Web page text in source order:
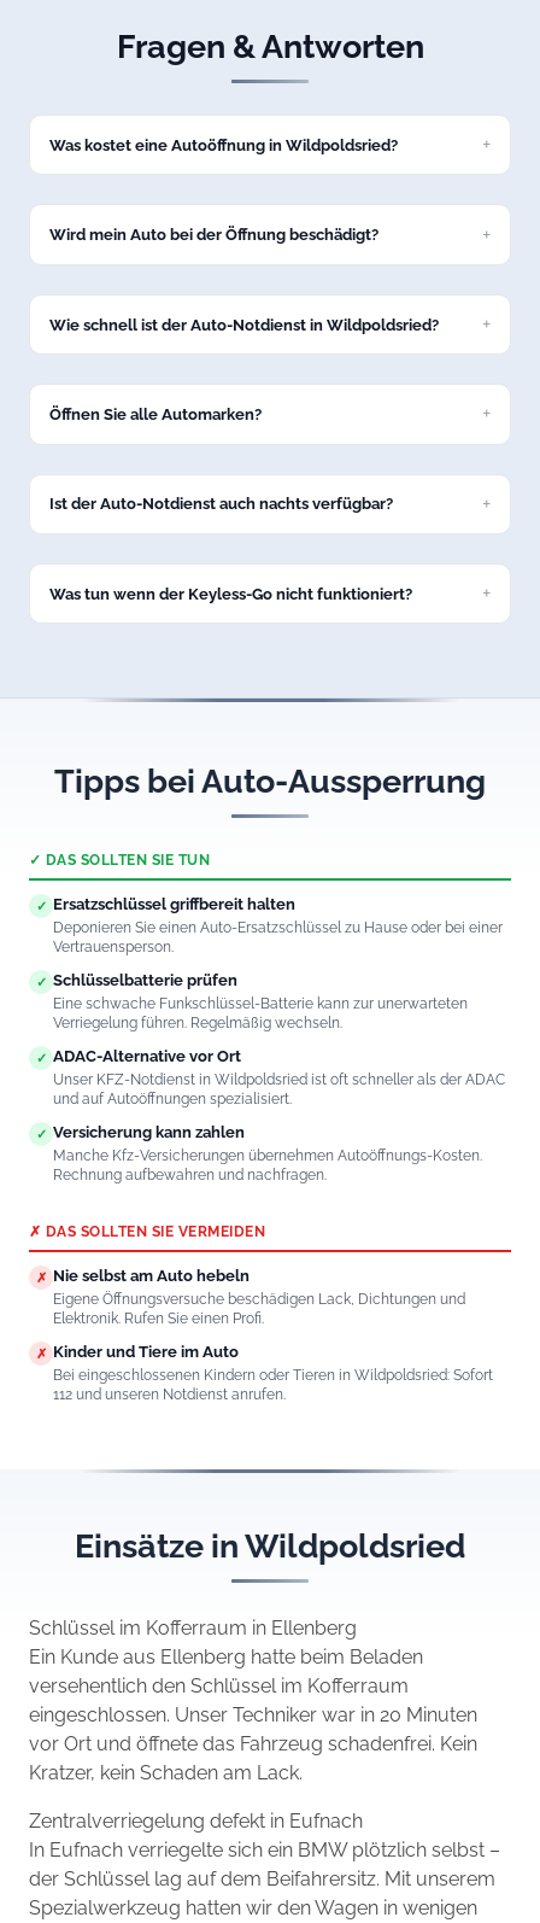
Fragen & Antworten
Was kostet eine Autoöffnung in Wildpoldsried?
Festpreis. Den genauen Preis nennen wir Ihnen am Telefon,
bevor wir nach Wildpoldsried losfahren.
Wird mein Auto bei der Öffnung beschädigt?
mit professionellem Spezialwerkzeug. Keine Kratzer, keine
Dellen.
Wie schnell ist der Auto-Notdienst in Wildpoldsried?
Wildpoldsried bei Ihrem Fahrzeug.
Öffnen Sie alle Automarken?
Marken: VW, BMW, Mercedes, Audi, Opel, Ford, Toyota und
viele weitere.
Ist der Auto-Notdienst auch nachts verfügbar?
– auch nachts und an Feiertagen.
Was tun wenn der Keyless-Go nicht funktioniert?
Tipps bei Auto-Aussperrung
✓ DAS SOLLTEN SIE TUN
✓ Ersatzschlüssel griffbereit halten
Deponieren Sie einen Auto-Ersatzschlüssel zu Hause oder bei einer
Vertrauensperson.
✓ Schlüsselbatterie prüfen
Eine schwache Funkschlüssel-Batterie kann zur unerwarteten
Verriegelung führen. Regelmäßig wechseln.
✓ ADAC-Alternative vor Ort
Unser KFZ-Notdienst in Wildpoldsried ist oft schneller als der ADAC
und auf Autoöffnungen spezialisiert.
✓ Versicherung kann zahlen
Manche Kfz-Versicherungen übernehmen Autoöffnungs-Kosten.
Rechnung aufbewahren und nachfragen.
✗ DAS SOLLTEN SIE VERMEIDEN
✗ Nie selbst am Auto hebeln
Eigene Öffnungsversuche beschädigen Lack, Dichtungen und
Elektronik. Rufen Sie einen Profi.
✗ Kinder und Tiere im Auto
Bei eingeschlossenen Kindern oder Tieren in Wildpoldsried: Sofort
112 und unseren Notdienst anrufen.
Einsätze in Wildpoldsried
Schlüssel im Kofferraum in Ellenberg
Ein Kunde aus Ellenberg hatte beim Beladen
versehentlich den Schlüssel im Kofferraum
eingeschlossen. Unser Techniker war in 20 Minuten
vor Ort und öffnete das Fahrzeug schadenfrei. Kein
Kratzer, kein Schaden am Lack.
Zentralverriegelung defekt in Eufnach
In Eufnach verriegelte sich ein BMW plötzlich selbst –
der Schlüssel lag auf dem Beifahrersitz. Mit unserem
Spezialwerkzeug hatten wir den Wagen in wenigen